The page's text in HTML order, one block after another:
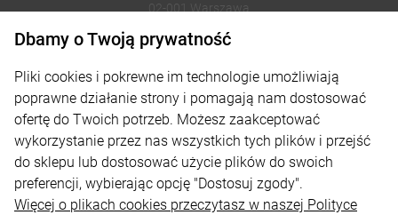
02-001 Warszawa
sklep@reklamydrukarnia.pl
Moje konto
Płatności i dostawa
Informacje
Dbamy o Twoją prywatność
Pliki cookies i pokrewne im technologie umożliwiają
poprawne działanie strony i pomagają nam dostosować
ofertę do Twoich potrzeb. Możesz zaakceptować
wykorzystanie przez nas wszystkich tych plików i przejść
do sklepu lub dostosować użycie plików do swoich
preferencji, wybierając opcję "Dostosuj zgody".
Więcej o plikach cookies przeczytasz w naszej Polityce